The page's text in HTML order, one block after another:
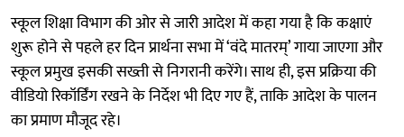
स्कूल शिक्षा विभाग की ओर से जारी आदेश में कहा गया है कि कक्षाएं
शुरू होने से पहले हर दिन प्रार्थना सभा में ‘वंदे मातरम्’ गाया जाएगा और
स्कूल प्रमुख इसकी सख्ती से निगरानी करेंगे। साथ ही, इस प्रक्रिया की
वीडियो रिकॉर्डिंग रखने के निर्देश भी दिए गए हैं, ताकि आदेश के पालन
का प्रमाण मौजूद रहे।